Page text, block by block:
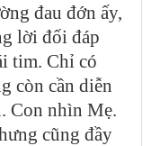
đau đớn ấy,
lời đối đáp
tim. Chỉ có
còn cần diễn
Con nhìn Mẹ.
cũng đầy